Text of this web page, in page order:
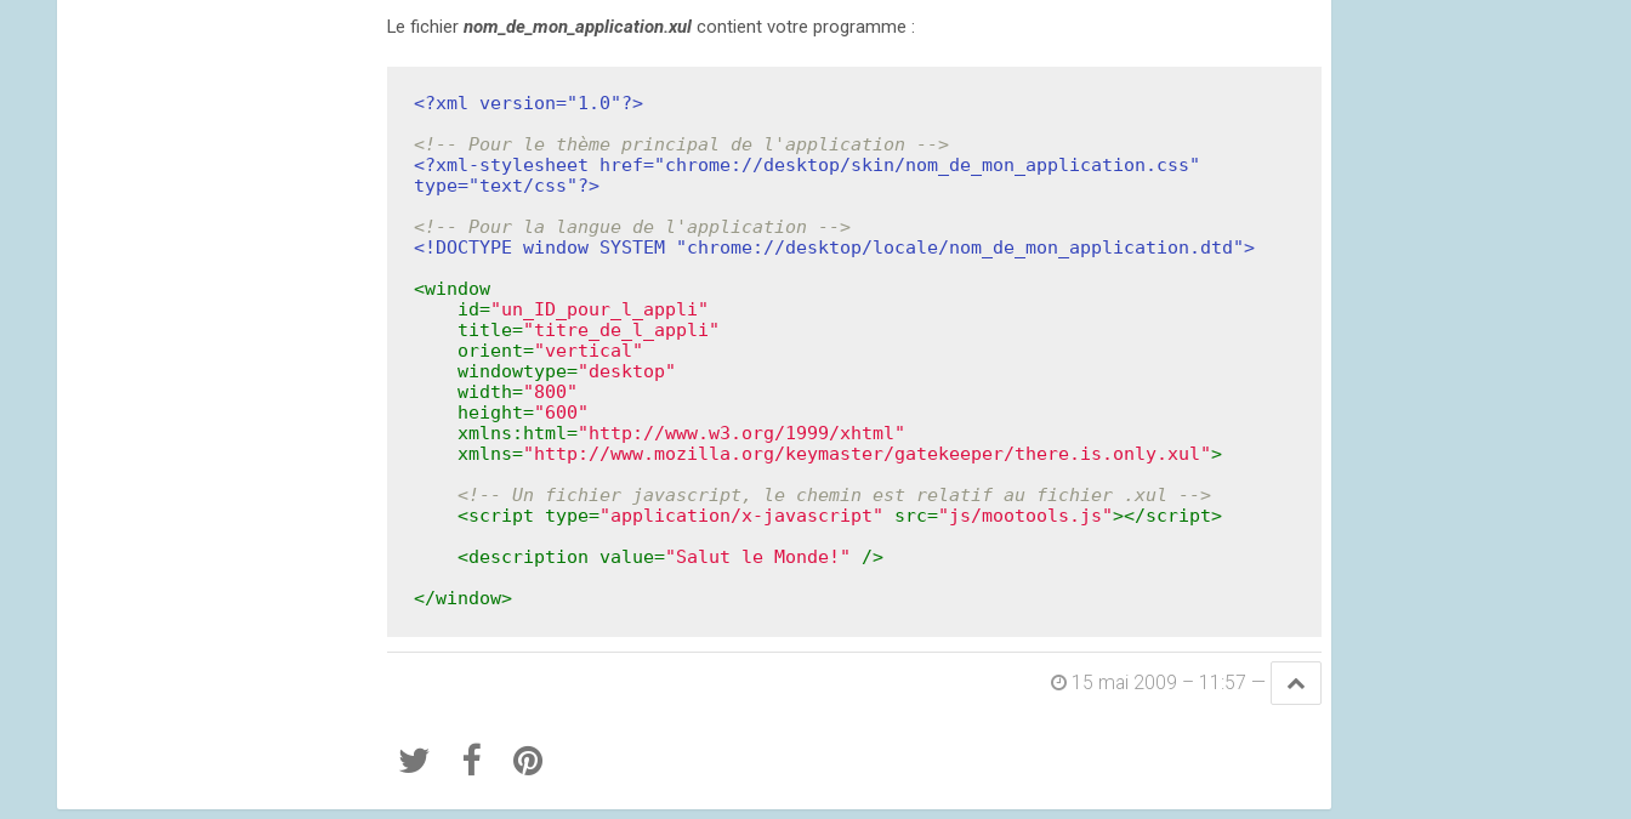
Le fichier nom_de_mon_application.xul contient votre programme :
<?xml version="1.0"?>
<!-- Pour le thème principal de l'application -->
<?xml-stylesheet href="chrome://desktop/skin/nom_de_mon_application.css"
type="text/css"?>
<!-- Pour la langue de l'application -->
<!DOCTYPE window SYSTEM "chrome://desktop/locale/nom_de_mon_application.dtd">
<
id="un_ID_pour_l_appli"
title="titre_de_l_appli"
orient="vertical"
windowtype="desktop"
width="800"
height="600"
xmlns:html="http://www.w3.org/1999/xhtml"
xmlns="http://www.mozilla.org/keymaster/gatekeeper/there.is.only.xul">
<!-- Un fichier javascript, le chemin est relatif au fichier .xul -->
<script type="application/x-javascript" src="js/mootools.js"></script>
<description value="Salut le Monde!"
/>
</window>
15 mai 2009 – 11:57 —